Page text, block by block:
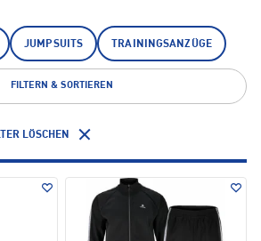
JUMPSUITS TRAININGSANZÜGE
FILTERN & SORTIEREN
LÖSCHEN